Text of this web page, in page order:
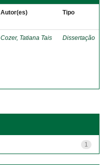
Autor(es) Tipo
Cozer, Tatiana Tais Dissertação
1